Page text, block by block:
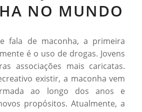
NO MUNDO
fala de maconha, a primeira
é o uso de drogas. Jovens
associações mais caricatas.
existir, a maconha vem
ao longo dos anos e
propósitos. Atualmente, a